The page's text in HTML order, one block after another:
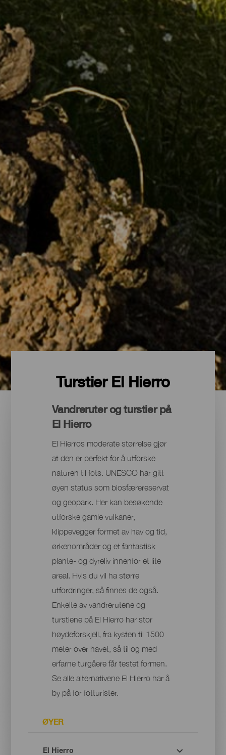
Turstier El Hierro
Vandreruter og turstier på
El Hierro
El Hierros moderate størrelse gjør
at den er perfekt for å utforske
naturen til fots. UNESCO har gitt
øyen status som biosfærereservat
og geopark. Her kan besøkende
utforske gamle vulkaner,
klippevegger formet av hav og tid,
ørkenområder og et fantastisk
plante- og dyreliv innenfor et lite
areal. Hvis du vil ha større
utfordringer, så finnes de også.
Enkelte av vandrerutene og
turstiene på El Hierro har stor
høydeforskjell, fra kysten til 1500
meter over havet, så til og med
erfarne turgåere får testet formen.
Se alle alternativene El Hierro har å
by på for fotturister.
ØYER